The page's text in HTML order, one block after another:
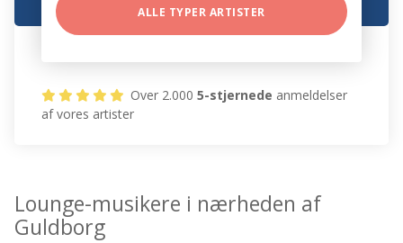
ALLE TYPER ARTISTER
Over 2.0005-stjernede anmeldelser
af vores artister
Lounge-musikere i nærheden af
Guldborg